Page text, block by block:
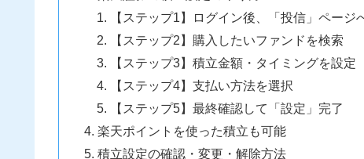
【ステップ1】ログイン後、「投信」ページ
【ステップ2】購入したいファンドを検索
【ステップ3】積立金額・タイミングを設定
【ステップ4】支払い方法を選択
【ステップ5】最終確認して「設定」完了
楽天ポイントを使った積立も可能
積立設定の確認・変更・解除方法